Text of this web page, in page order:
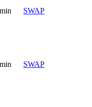
SWAP
SWAP